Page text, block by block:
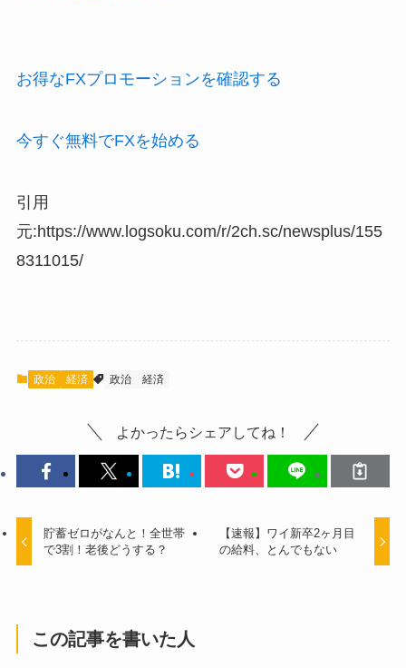
お得なFXプロモーションを確認する
今すぐ無料でFXを始める
引用
元:https://www.logsoku.com/r/2ch.sc/newsplus/155
8311015/
政治 経済 政治 経済
よかったらシェアしてね！
貯蓄ゼロがなんと！全世帯
で3割！老後どうする？
【速報】ワイ新卒2ヶ月目
の給料、とんでもない
この記事を書いた人